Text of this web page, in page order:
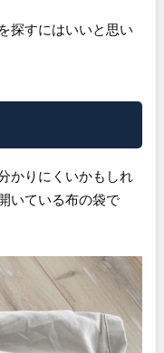
探すにはいいと思い
かりにくいかもしれ
いている布の袋で